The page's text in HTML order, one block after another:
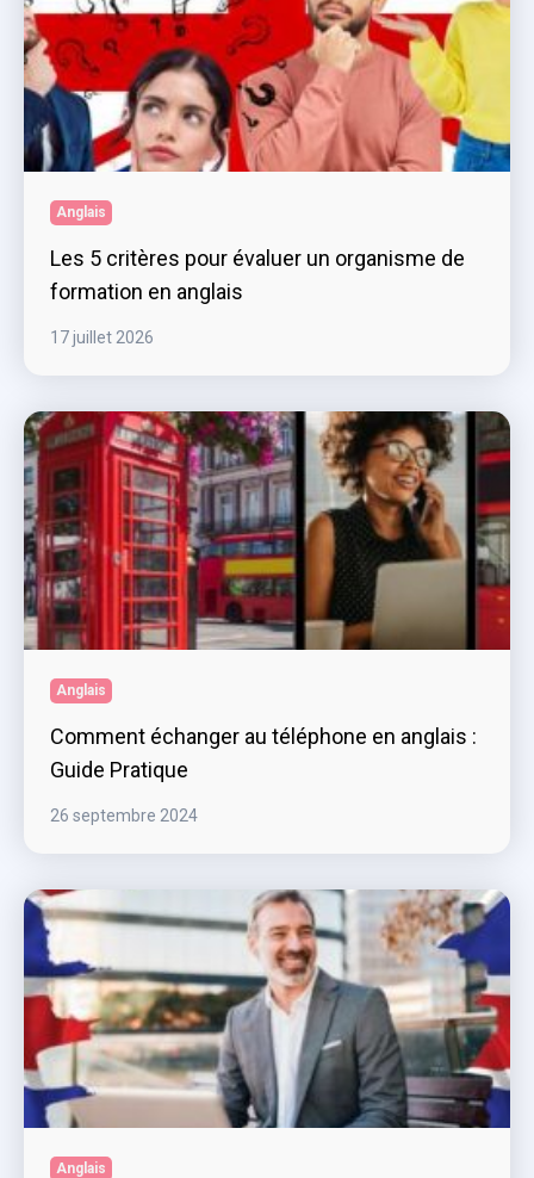
Anglais
Les 5 critères pour évaluer un organisme de
formation en anglais
17 juillet 2026
Anglais
Comment échanger au téléphone en anglais :
Guide Pratique
26 septembre 2024
Anglais